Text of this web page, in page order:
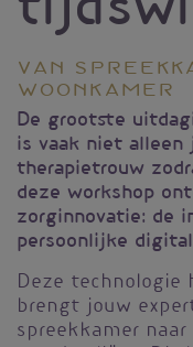
Van
woonkamer
De grootste
is vaak niet alleen
therapietrouw
deze workshop
zorginnovatie: de
persoonlijke
Deze
brengt jouw
spreekkamer